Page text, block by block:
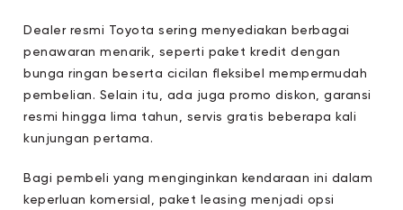
Dealer resmi Toyota sering menyediakan berbagai
penawaran menarik, seperti paket kredit dengan
bunga ringan beserta cicilan fleksibel mempermudah
pembelian. Selain itu, ada juga promo diskon, garansi
resmi hingga lima tahun, servis gratis beberapa kali
kunjungan pertama.
Bagi pembeli yang menginginkan kendaraan ini dalam
keperluan komersial, paket leasing menjadi opsi